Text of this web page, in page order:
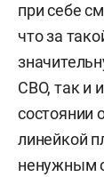
при себе
что за
СВО, так и
состоянии
линейкой
ненужным